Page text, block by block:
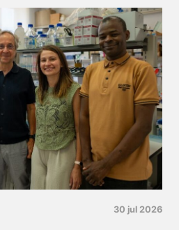
30 jul 2026